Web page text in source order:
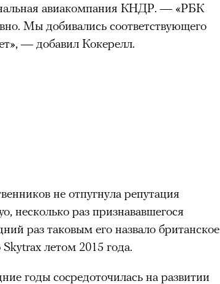
авиакомпания КНДР. — «РБК
Мы добивались соответствующего
— добавил Кокерелл.
не отпугнула репутация
несколько раз признававшегося
раз таковым его назвало британское
Skytrax летом 2015 года.
годы сосредоточилась на развитии